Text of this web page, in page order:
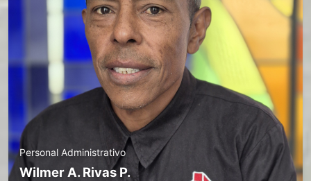
Personal Administrativo
Wilmer A. Rivas P.